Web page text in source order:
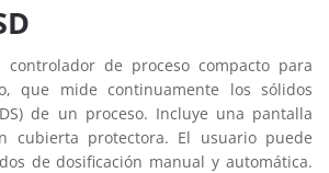
controlador de proceso compacto para
que mide continuamente los sólidos
de un proceso. Incluye una pantalla
cubierta protectora. El usuario puede
de dosificación manual y automática.